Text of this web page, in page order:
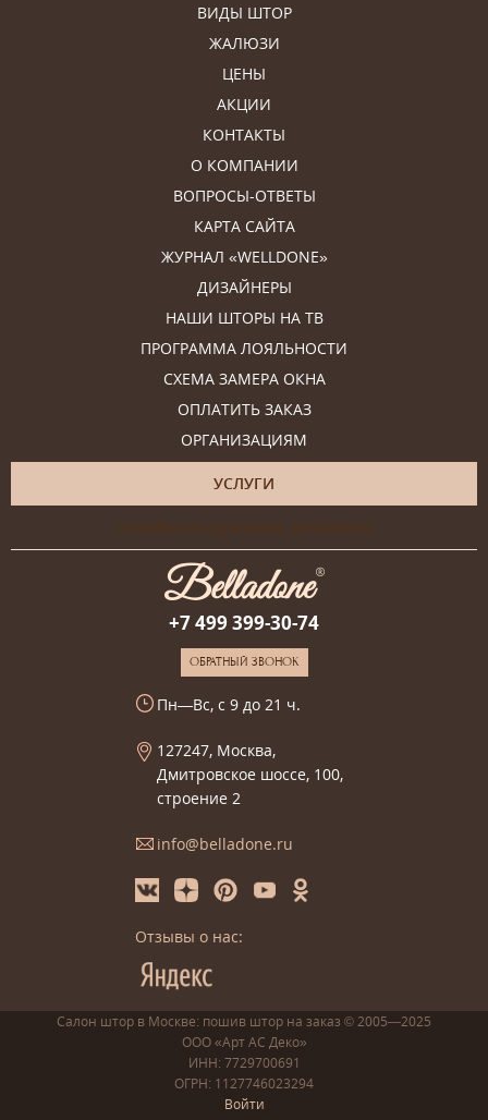
ВИДЫ ШТОР
ЖАЛЮЗИ
ЦЕНЫ
АКЦИИ
КОНТАКТЫ
О КОМПАНИИ
ВОПРОСЫ-ОТВЕТЫ
КАРТА САЙТА
ЖУРНАЛ «WELLDONE»
ДИЗАЙНЕРЫ
НАШИ ШТОРЫ НА ТВ
ПРОГРАММА ЛОЯЛЬНОСТИ
СХЕМА ЗАМЕРА ОКНА
ОПЛАТИТЬ ЗАКАЗ
ОРГАНИЗАЦИЯМ
УСЛУГИ
Онлайн-консультация дизайнера
+7 499 399-30-74
ОБРАТНЫЙ ЗВОНОК
Пн—Вс, с 9 до 21 ч.
127247, Москва,
Дмитровское шоссе, 100,
строение 2
info@belladone.ru
Отзывы о нас:
Салон штор в Москве: пошив штор на заказ © 2005—2025
ООО «Арт АС Деко»
ИНН: 7729700691
ОГРН: 1127746023294
Войти